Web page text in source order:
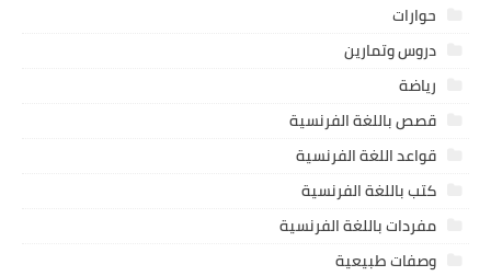
حوارات
دروس وتمارين
رياضة
قصص باللغة الفرنسية
قواعد اللغة الفرنسية
كتب باللغة الفرنسية
مفردات باللغة الفرنسية
وصفات طبيعية